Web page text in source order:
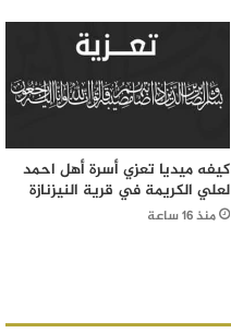
كيفه ميديا تعزي أسرة أهل احمد
لعلي الكريمة في قرية النيزنازة
منذ 16 ساعة